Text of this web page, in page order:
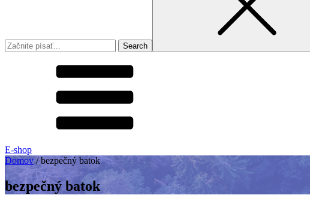
E-shop
Domov/bezpečný batok
bezpečný batok